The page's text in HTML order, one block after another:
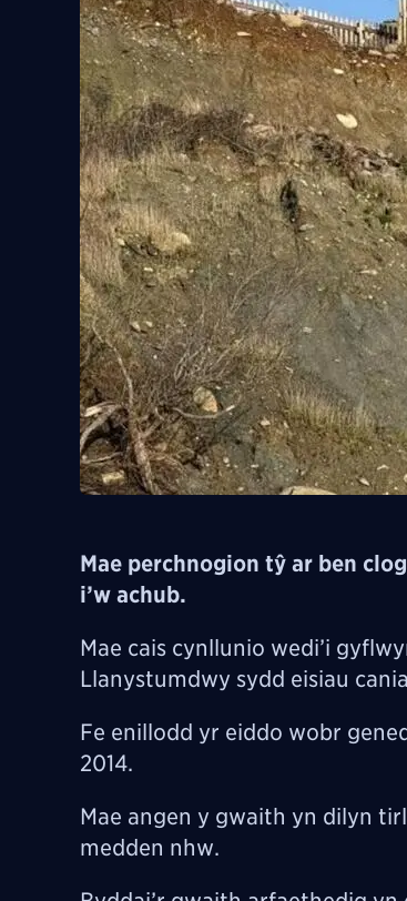
Mae perchnogion tŷ ar ben
i’w achub.
Mae cais cynllunio wedi’i
Llanystumdwy sydd eisiau
Fe enillodd yr eiddo wobr
2014.
Mae angen y gwaith yn dilyn
medden nhw.